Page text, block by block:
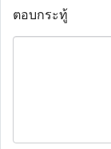
ตอบกระทู้